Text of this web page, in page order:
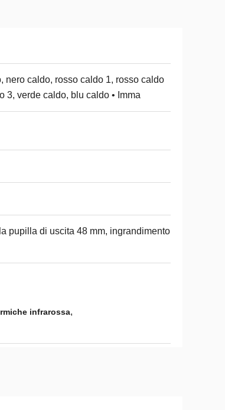
nero caldo, rosso caldo 1, rosso caldo
3, verde caldo, blu caldo • Imma
pupilla di uscita 48 mm, ingrandimento
infrarossa,